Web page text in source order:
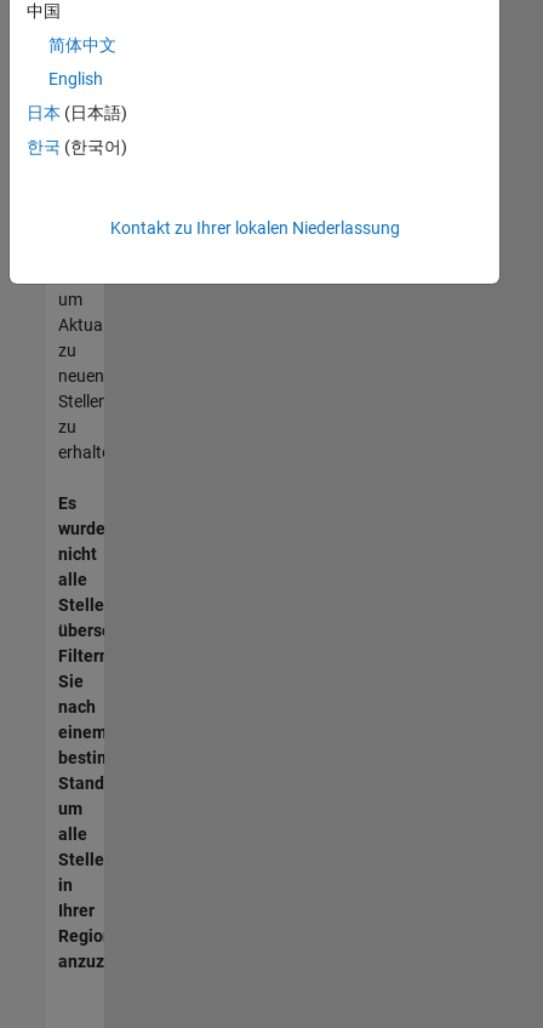
können,
die
Ihren
entsprechen,
werden
unseres
um
Aktualisierungen
zu
neuen
Stellenangeboten
zu
erhalten.
Es
wurden
nicht
alle
Stellen
übersetzt.
Filtern
Sie
nach
einem
bestimmten
Standort,
um
alle
Stellenangebote
in
Ihrer
Region
anzuzeigen.
中国
简体中文
English
日本 (日本語)
한국 (한국어)
Kontakt zu Ihrer lokalen Niederlassung